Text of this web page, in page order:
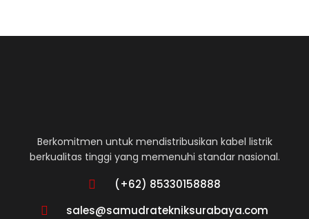
Berkomitmen untuk mendistribusikan kabel listrik
berkualitas tinggi yang memenuhi standar nasional.
(+62) 85330158888
sales@samudratekniksurabaya.com